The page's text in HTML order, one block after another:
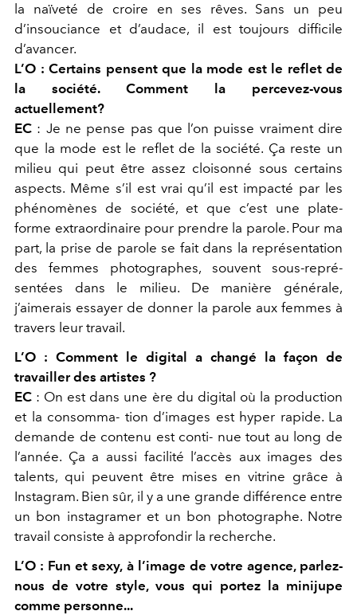
la naïveté de croire en ses rêves. Sans un peu
d’insouciance et d’audace, il est toujours difficile
d’avancer.
L’O : Certains pensent que la mode est le reflet de
la société. Comment la percevez-vous
actuellement?
EC : Je ne pense pas que l’on puisse vraiment dire
que la mode est le reflet de la société. Ça reste un
milieu qui peut être assez cloisonné sous certains
aspects. Même s’il est vrai qu’il est impacté par les
phénomènes de société, et que c’est une plate-
forme extraordinaire pour prendre la parole. Pour ma
part, la prise de parole se fait dans la représentation
des femmes photographes, souvent sous-repré-
sentées dans le milieu. De manière générale,
j’aimerais essayer de donner la parole aux femmes à
travers leur travail.
L’O : Comment le digital a changé la façon de
travailler des artistes ?
EC : On est dans une ère du digital où la production
et la consomma- tion d’images est hyper rapide. La
demande de contenu est conti- nue tout au long de
l’année. Ça a aussi facilité l’accès aux images des
talents, qui peuvent être mises en vitrine grâce à
Instagram. Bien sûr, il y a une grande différence entre
un bon instagramer et un bon photographe. Notre
travail consiste à approfondir la recherche.
L’O : Fun et sexy, à l’image de votre agence, parlez-
nous de votre style, vous qui portez la minijupe
comme personne...